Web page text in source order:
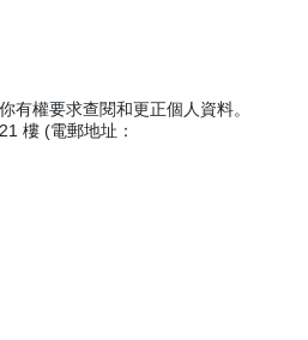
權要求查閱和更正個人資料。
樓 (電郵地址：